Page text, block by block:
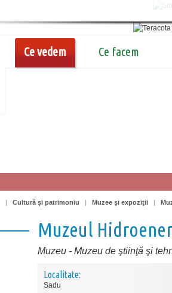
Ce vedem Ce facem
| Cultură și patrimoniu | Muzee şi expoziţii |
Muzeul
Muzeu - Muzeu de ştiinţă şi
Localitate:
Sadu